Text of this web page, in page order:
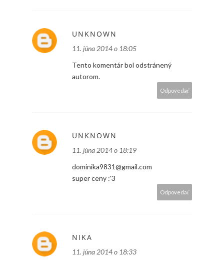
UNKNOWN
11. júna 2014 o 18:05
Tento komentár bol odstránený
autorom.
Odpovedať
UNKNOWN
11. júna 2014 o 18:19
dominika9831@gmail.com
super ceny :'3
Odpovedať
NIKA
11. júna 2014 o 18:33